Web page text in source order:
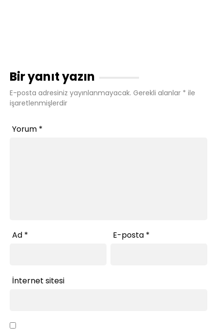
Bir yanıt yazın
E-posta adresiniz yayınlanmayacak. Gerekli alanlar * ile
işaretlenmişlerdir
Yorum *
Ad * E-posta *
İnternet sitesi